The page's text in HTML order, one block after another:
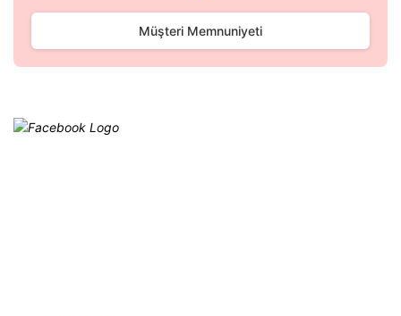
Gönder
Müşteri Memnuniyeti